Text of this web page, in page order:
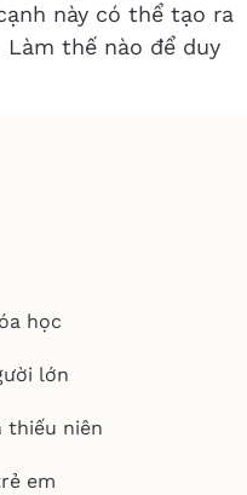
này có thể tạo ra
thế nào để duy
học
lớn
thiếu niên
em